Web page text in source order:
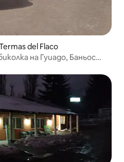
del Flaco
на Гуиадо, Баньос